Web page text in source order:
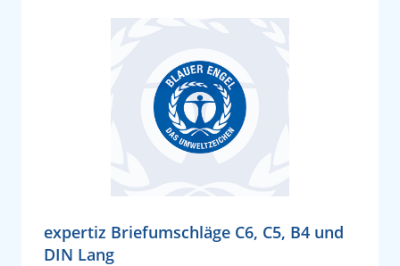
expertiz Briefumschläge C6, C5, B4 und
DIN Lang